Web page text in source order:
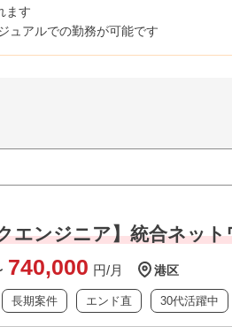
ます
ュアルでの勤務が可能です
エンジニア】統合ネット
740,000 円/月 港区
長期案件 エンド直 30代活躍中